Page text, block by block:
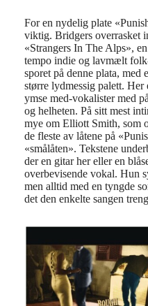
For en nydelig plate
viktig. Bridgers overrasket
«Strangers In The Alps»,
tempo indie og lavmælt
sporet på denne plata, med
større lydmessig palett. Her
ymse med-vokalister med
og helheten. På sitt mest
mye om Elliott Smith, som
de fleste av låtene på
«smålåten». Tekstene
der en gitar her eller en
overbevisende vokal. Hun
men alltid med en tyngde
det den enkelte sangen